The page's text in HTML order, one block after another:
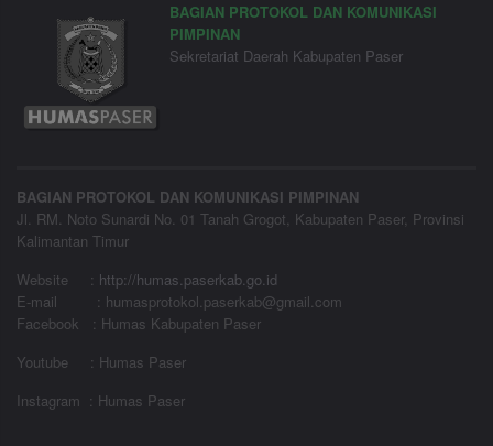
BAGIAN PROTOKOL DAN KOMUNIKASI
PIMPINAN
Sekretariat Daerah Kabupaten Paser
BAGIAN PROTOKOL DAN KOMUNIKASI PIMPINAN
Jl. RM. Noto Sunardi No. 01 Tanah Grogot, Kabupaten Paser, Provinsi
Kalimantan Timur
Website
: http://humas.paserkab.go.id
E-mail : humasprotokol.paserkab@gmail.com
Facebook : Humas Kabupaten Paser
Youtube : Humas Paser
Instagram : Humas Paser